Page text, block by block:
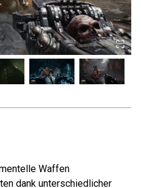
Waffen
dank unterschiedlicher